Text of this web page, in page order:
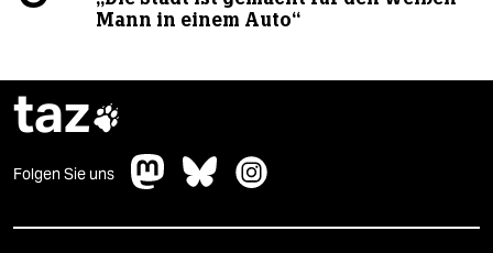
Mann in einem Auto“
taz
Folgen Sie uns